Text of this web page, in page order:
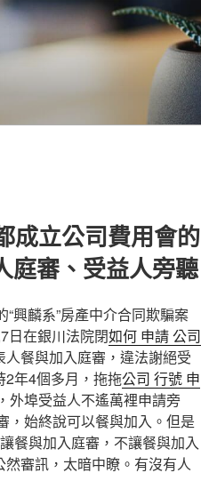
成立公司費用會的
庭審、受益人旁聽
興麟系”房產中介合同欺騙案
日在銀川法院閉如何 申請 公司
餐與加入庭審，違法謝絕受
2年4個多月，拖拖公司 行號 申
外埠受益人不遙萬裡申請旁
，始終說可以餐與加入。但是
餐與加入庭審，不讓餐與加入
審訊，太暗中瞭。有沒有人